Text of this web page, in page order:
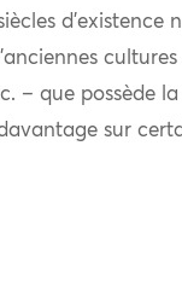
– que possède
sur